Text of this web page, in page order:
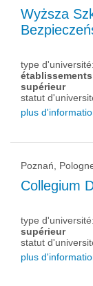
système
statut
Wyższa
type d'université:
supérieur
statut
plus
Poznań,
Collegium
type d'université:
supérieur
statut
plus